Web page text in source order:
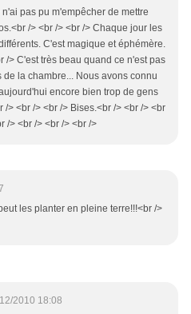
n'ai pas pu m'empêcher de mettre
/> <br /> <br /> Chaque jour les
C'est magique et éphémère.
/> C'est très beau quand ce n'est pas
de la chambre... Nous avons connu
encore bien trop de gens
/> <br /> <br /> Bises.<br /> <br /> <br
/> <br /> <br /> <br />
les planter en pleine terre!!!<br />
2010 18:08